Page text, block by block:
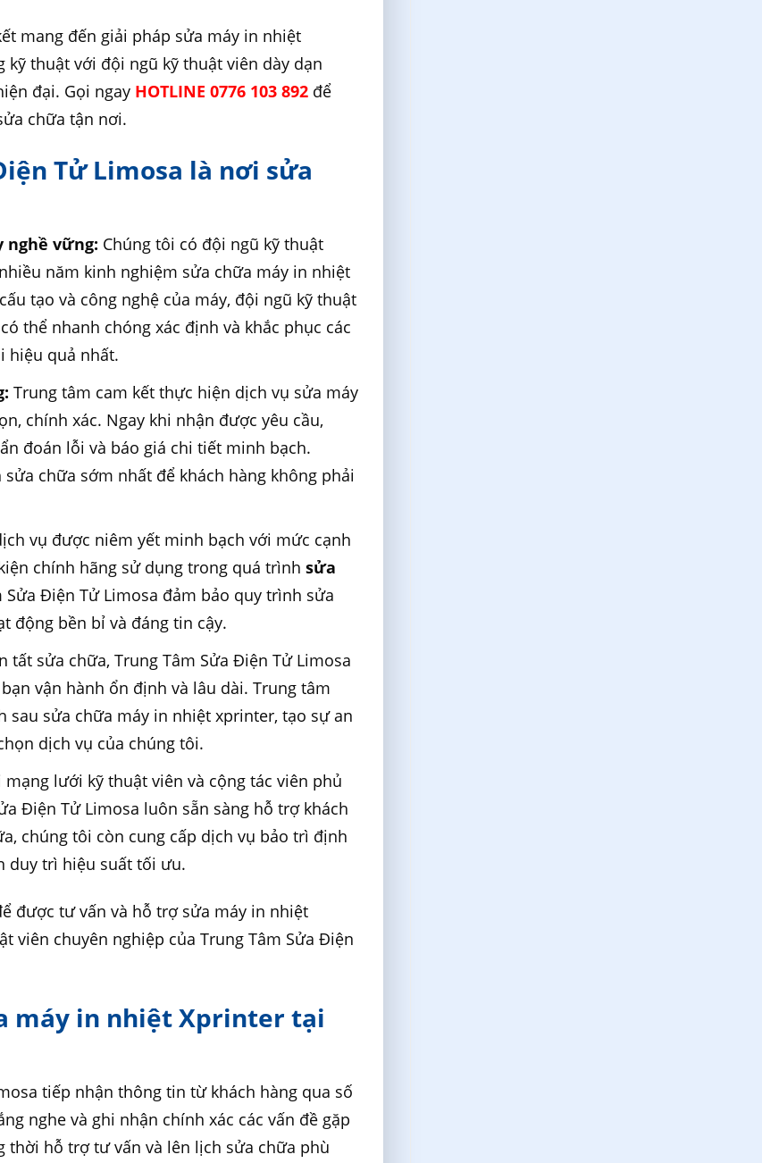
mang đến giải pháp sửa máy in nhiệt
kỹ thuật với đội ngũ kỹ thuật viên dày dạn
đại. Gọi ngay HOTLINE 0776 103 892 để
chữa tận nơi.
Tử Limosa là nơi sửa
nghề vững: Chúng tôi có đội ngũ kỹ thuật
năm kinh nghiệm sửa chữa máy in nhiệt
tạo và công nghệ của máy, đội ngũ kỹ thuật
thể nhanh chóng xác định và khắc phục các
hiệu quả nhất.
Trung tâm cam kết thực hiện dịch vụ sửa máy
chính xác. Ngay khi nhận được yêu cầu,
đoán lỗi và báo giá chi tiết minh bạch.
chữa sớm nhất để khách hàng không phải
vụ được niêm yết minh bạch với mức cạnh
chính hãng sử dụng trong quá trìnhsửa
Sửa Điện Tử Limosa đảm bảo quy trình sửa
động bền bỉ và đáng tin cậy.
tất sửa chữa, Trung Tâm Sửa Điện Tử Limosa
vận hành ổn định và lâu dài. Trung tâm
sau sửa chữa máy in nhiệt xprinter, tạo sự an
dịch vụ của chúng tôi.
mạng lưới kỹ thuật viên và cộng tác viên phủ
Điện Tử Limosa luôn sẵn sàng hỗ trợ khách
chúng tôi còn cung cấp dịch vụ bảo trì định
duy trì hiệu suất tối ưu.
được tư vấn và hỗ trợ sửa máy in nhiệt
viên chuyên nghiệp của Trung Tâm Sửa Điện
máy in nhiệt Xprinter tại
tiếp nhận thông tin từ khách hàng qua số
nghe và ghi nhận chính xác các vấn đề gặp
thời hỗ trợ tư vấn và lên lịch sửa chữa phù